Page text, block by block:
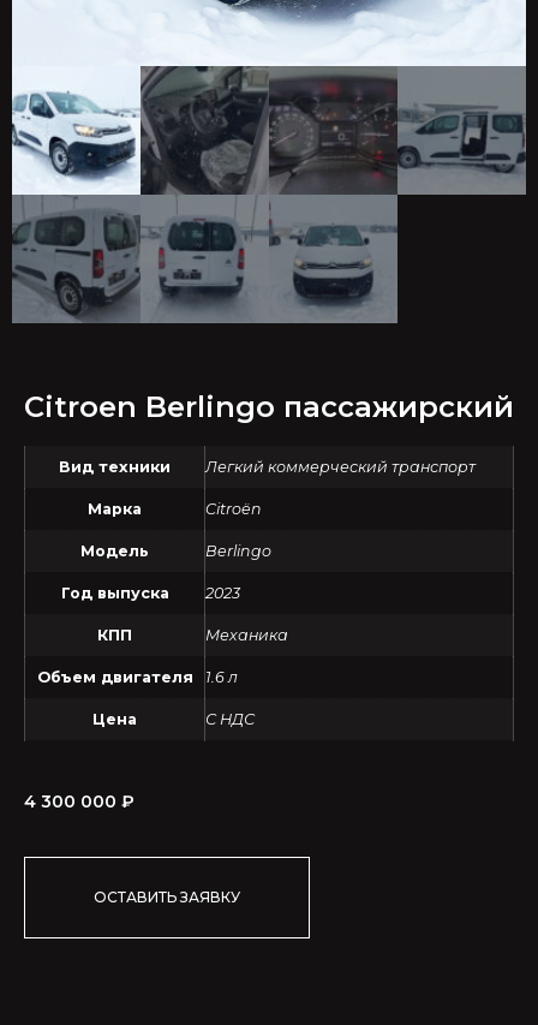
Citroen Berlingo пассажирский
Вид техники Легкий коммерческий транспорт
Марка Citroën
Модель Berlingo
Год выпуска 2023
КПП Механика
Объем двигателя 1.6 л
Цена С НДС
4 300 000 ₽
ОСТАВИТЬ ЗАЯВКУ